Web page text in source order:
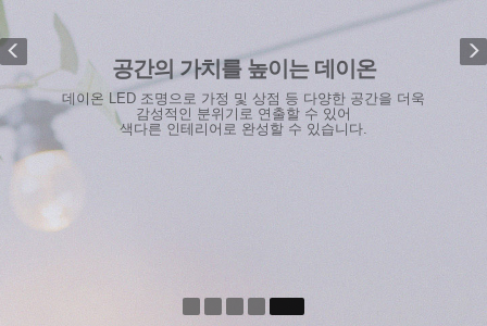
공간의 가치를 높이는 데이온
데이온 LED 조명으로 가정 및 상점 등 다양한 공간을 더욱
감성적인 분위기로 연출할 수 있어
색다른 인테리어로 완성할 수 있습니다.